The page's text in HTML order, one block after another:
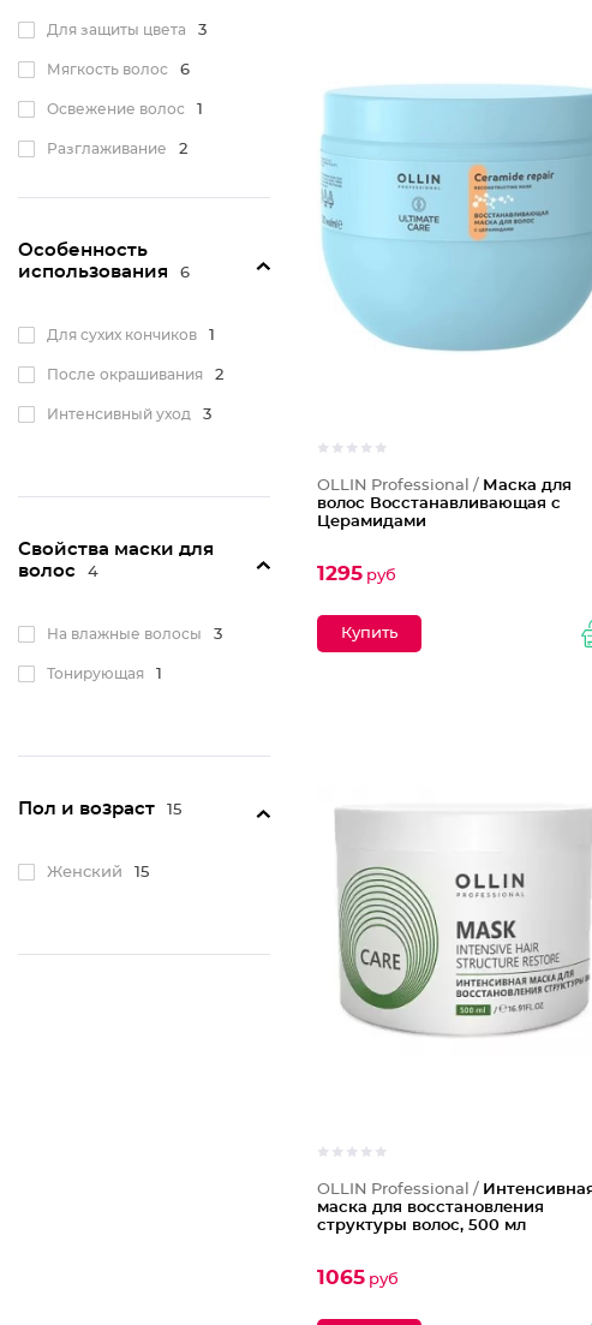
Для защиты цвета 3
Мягкость волос 6
Освежение волос 1
Разглаживание 2
Эластичность 6
Кератиновое
Моделирующий
С антистатическим
Особенность
использования
6
Для сухих кончиков 1
После окрашивания 2
Интенсивный уход 3
Свойства маски для
волос
4
На влажные волосы 3
Тонирующая 1
Пол и возраст 15
Женский 15
OLLIN Professional / Маска для
волос Восстанавливающая с
Церамидами
1295руб
OLLIN Professional /
маска для восстановления
структуры волос, 500 мл
1065руб